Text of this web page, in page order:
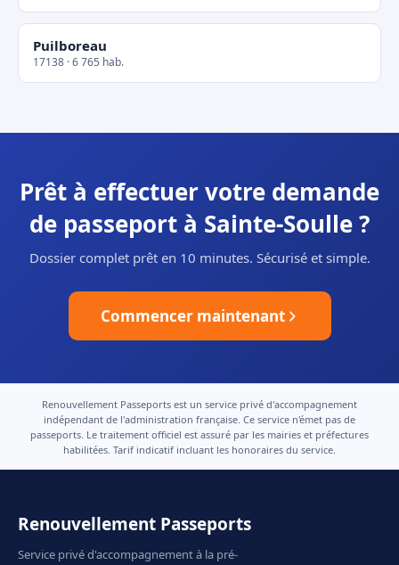
Puilboreau
17138 · 6 765 hab.
Prêt à effectuer votre demande
de passeport à Sainte-Soulle ?
Dossier complet prêt en 10 minutes. Sécurisé et simple.
Commencer maintenant
Renouvellement Passeports est un service privé d'accompagnement
indépendant de l'administration française. Ce service n'émet pas de
passeports. Le traitement officiel est assuré par les mairies et préfectures
habilitées. Tarif indicatif incluant les honoraires du service.
Renouvellement Passeports
Service privé d'accompagnement à la pré-